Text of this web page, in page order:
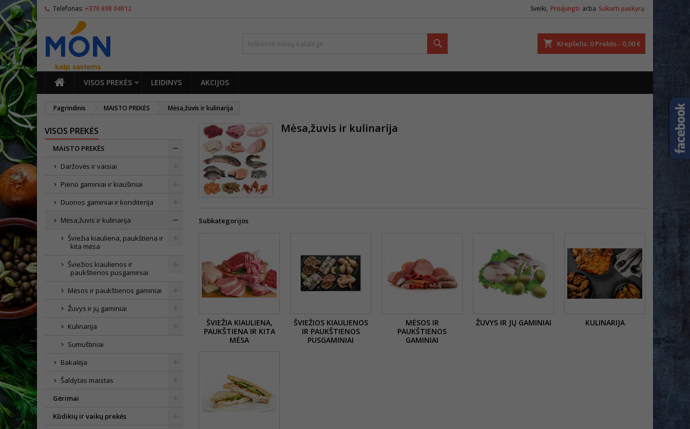
Telefonas: +370 698 04012 Sveiki, Prisijungti arba Sukurti paskyrą
Krepšelis 0 Prekės - 0,00 €
PAGRINDINIS
VISOS PREKĖS LEIDINYS AKCIJOS
Pagrindinis MAISTO PREKĖS Mėsa,žuvis ir kulinarija
VISOS PREKĖS
MAISTO PREKĖS
Daržovės ir vaisiai
Pieno gaminiai ir kiaušiniai
Duonos gaminiai ir konditerija
Mėsa,žuvis ir kulinarija
Šviežia kiauliena, paukštiena ir
kita mėsa
Šviežios kiaulienos ir
paukštienos pusgaminiai
Mėsos ir paukštienos gaminiai
Žuvys ir jų gaminiai
Kulinarija
Sumuštiniai
Bakalėja
Šaldytas maistas
Gėrimai
Kūdikių ir vaikų prekės
Mėsa,žuvis ir kulinarija
Subkategorijos
ŠVIEŽIA KIAULIENA,
PAUKŠTIENA IR KITA
MĖSA
ŠVIEŽIOS KIAULIENOS
IR PAUKŠTIENOS
PUSGAMINIAI
MĖSOS IR
PAUKŠTIENOS
GAMINIAI
ŽUVYS IR JŲ GAMINIAI KULINARIJA